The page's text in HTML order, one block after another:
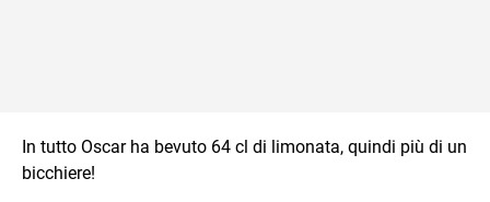
In tutto Oscar ha bevuto 64 cl di limonata, quindi più di un
bicchiere!